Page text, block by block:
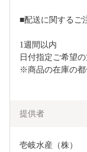
■配送に関するご
1週間以内
日付指定ご希望
※商品の在庫の都
提供者
壱岐水産（株）